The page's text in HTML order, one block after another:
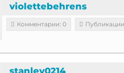
violettebehrens
Комментарии: 0